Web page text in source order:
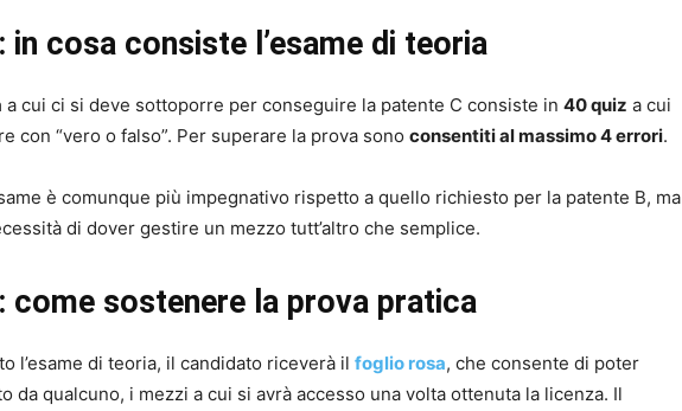
in cosa consiste l’esame di teoria
a cui ci si deve sottoporre per conseguire la patente C consiste in 40 quiz a cui
con “vero o falso”. Per superare la prova sono consentiti al massimo 4 errori.
è comunque più impegnativo rispetto a quello richiesto per la patente B, ma
di dover gestire un mezzo tutt’altro che semplice.
come sostenere la prova pratica
l’esame di teoria, il candidato riceverà il foglio rosa, che consente di poter
da qualcuno, i mezzi a cui si avrà accesso una volta ottenuta la licenza. Il